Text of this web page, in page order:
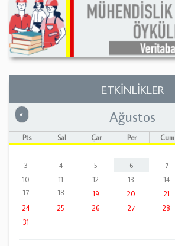
ETKİNLİKLER
« Önceki Ağustos
Pts Sal Çar Per Cum
3
4 5 6 7
10
11 12 13 14
17
18 19 20 21
24
25 26 27 28
31